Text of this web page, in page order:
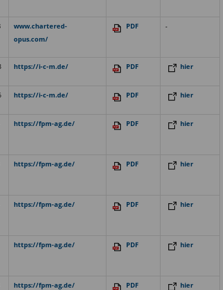
www.chartered-
opus.com/
PDF -
https://i-c-m.de/ PDF hier
https://i-c-m.de/ PDF hier
https://fpm-ag.de/ PDF hier
https://fpm-ag.de/ PDF hier
https://fpm-ag.de/ PDF hier
https://fpm-ag.de/ PDF hier
https://fpm-ag.de/ PDF hier